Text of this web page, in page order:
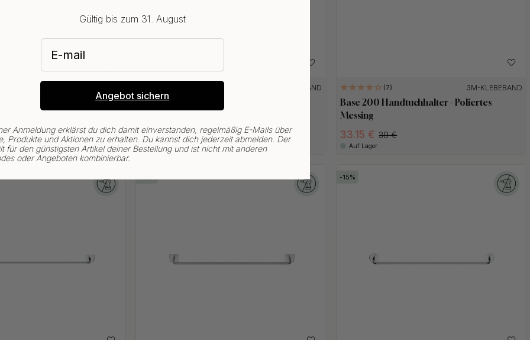
Base –
3M-KLEBEBAND
Badregal mit Hakenleiste Base – Chrom
50.15 € 59 €
Auf Lager
7 3M-KLEBEBAND
Base 200 Handtuchhalter - Poliertes
Messing
33.15 € 39 €
Auf Lager
15
Gültig bis zum 31. August
E-mail
Angebot sichern
Anmeldung erklärst du dich damit einverstanden, regelmäßig E-Mails über
Produkte und Aktionen zu erhalten. Du kannst dich jederzeit abmelden. Der
für den günstigsten Artikel deiner Bestellung und ist nicht mit anderen
oder Angeboten kombinierbar.